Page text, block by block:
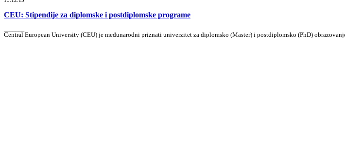
CEU: Stipendije za diplomske i postdiplomske programe
Central European University (CEU) je međunarodni priznati univerzitet za diplomsko (Master) i postdiplomsko (PhD)